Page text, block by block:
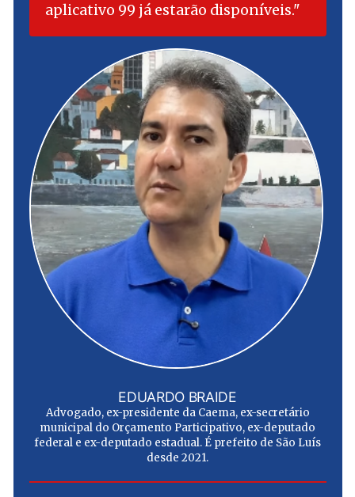
aplicativo 99 já estarão disponíveis.
EDUARDO BRAIDE
Advogado, ex-presidente da Caema, ex-secretário
municipal do Orçamento Participativo, ex-deputado
federal e ex-deputado estadual. É prefeito de São Luís
desde 2021.